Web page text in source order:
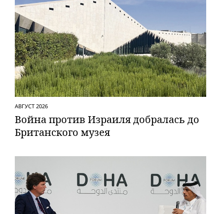
АВГУСТ 2026
Вой­на против Израиля добралась до
Британского музея